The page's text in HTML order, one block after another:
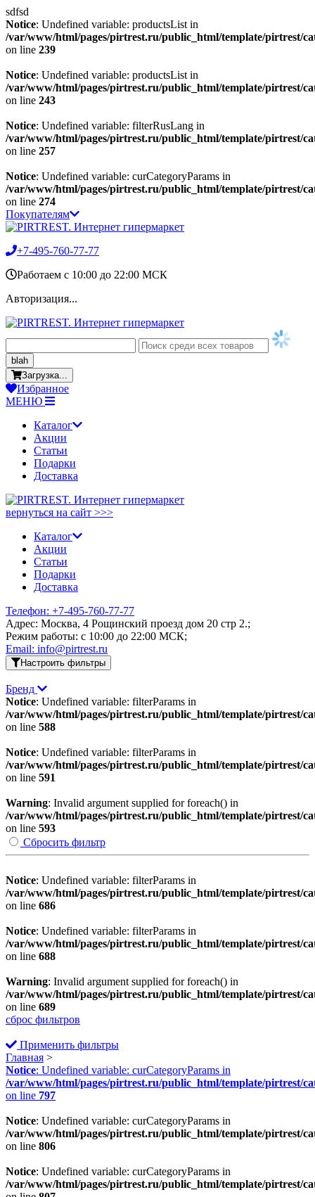
sdfsd
Notice: Undefined variable: productsList in
/var/www/html/pages/pirtrest.ru/public_html/template/pirtrest/
on line 239
Notice: Undefined variable: productsList in
/var/www/html/pages/pirtrest.ru/public_html/template/pirtrest/
on line 243
Notice: Undefined variable: filterRusLang in
/var/www/html/pages/pirtrest.ru/public_html/template/pirtrest/
on line 257
Notice: Undefined variable: curCategoryParams in
/var/www/html/pages/pirtrest.ru/public_html/template/pirtrest/
on line 274
Покупателям
+7-495-760-77-77
Работаем c 10:00 до 22:00 МСК
Авторизация...
blah
Загрузка...
Избранное
МЕНЮ
Каталог
Акции
Статьи
Подарки
Доставка
вернуться на сайт >>>
Каталог
Акции
Статьи
Подарки
Доставка
Телефон: +7-495-760-77-77
Адрес: Москва, 4 Рощинский проезд дом 20 стр 2.;
Режим работы: c 10:00 до 22:00 МСК;
Email: info@pirtrest.ru
Настроить фильтры
Бренд
Notice: Undefined variable: filterParams in
/var/www/html/pages/pirtrest.ru/public_html/template/pirtrest/
on line 588
Notice: Undefined variable: filterParams in
/var/www/html/pages/pirtrest.ru/public_html/template/pirtrest/
on line 591
Warning: Invalid argument supplied for foreach() in
/var/www/html/pages/pirtrest.ru/public_html/template/pirtrest/
on line 593
Сбросить фильтр
Notice: Undefined variable: filterParams in
/var/www/html/pages/pirtrest.ru/public_html/template/pirtrest/
on line 686
Notice: Undefined variable: filterParams in
/var/www/html/pages/pirtrest.ru/public_html/template/pirtrest/
on line 688
Warning: Invalid argument supplied for foreach() in
/var/www/html/pages/pirtrest.ru/public_html/template/pirtrest/
on line 689
сброс фильтров
Применить фильтры
Главная >
Notice: Undefined variable: curCategoryParams in
/var/www/html/pages/pirtrest.ru/public_html/template/pirtrest/
on line 797
Notice: Undefined variable: curCategoryParams in
/var/www/html/pages/pirtrest.ru/public_html/template/pirtrest/
on line 806
Notice: Undefined variable: curCategoryParams in
/var/www/html/pages/pirtrest.ru/public_html/template/pirtrest/